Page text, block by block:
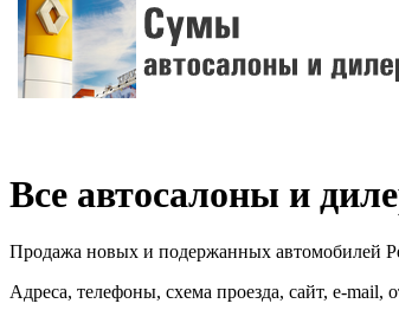
Все автосалоны и
Продажа новых и подержанных автомобилей
Адреса, телефоны, схема проезда, сайт, e-mail,